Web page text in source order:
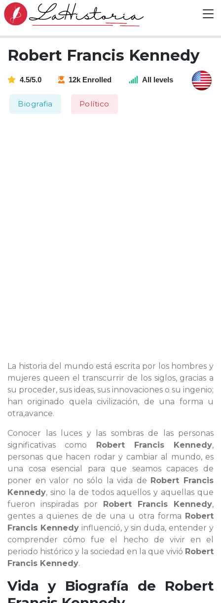
Robert Francis Kennedy
4.5/5.0 12k Enrolled All levels
Biografia Político
La historia del mundo está escrita por los hombres y
mujeres queen el transcurrir de los siglos, gracias a
su proceder, sus ideas, sus innovaciones o su ingenio;
han originado quela civilización, de una forma u
otra,avance.
Conocer las luces y las sombras de las personas
significativas como Robert Francis Kennedy,
personas que hacen rodar y cambiar al mundo, es
una cosa esencial para que seamos capaces de
poner en valor no sólo la vida de Robert Francis
Kennedy, sino la de todos aquellos y aquellas que
fueron inspiradas por Robert Francis Kennedy,
gentes a quienes de de una u otra forma Robert
Francis Kennedyinfluenció, y sin duda, entender y
comprender cómo fue el hecho de vivir en el
periodo histórico y la sociedad en la que vivió Robert
Francis Kennedy.
Vida y Biografía de Robert